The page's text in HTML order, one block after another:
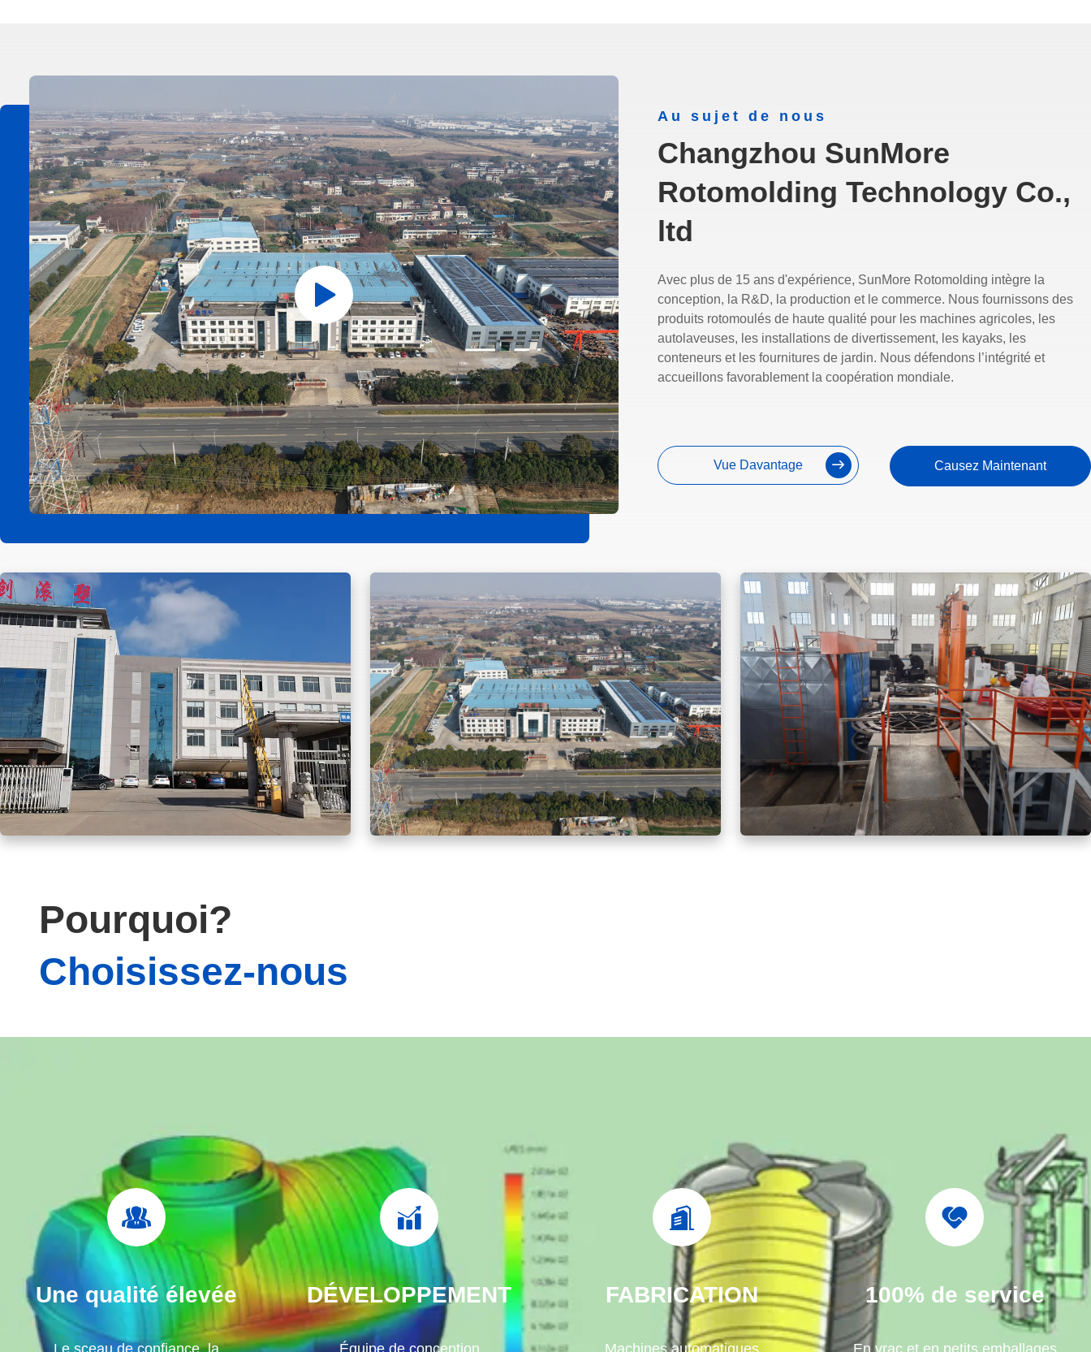
Au sujet de nous
Changzhou SunMore
Rotomolding Technology Co.,
ltd
Avec plus de 15 ans d'expérience, SunMore Rotomolding intègre la
conception, la R&D, la production et le commerce. Nous fournissons des
produits rotomoulés de haute qualité pour les machines agricoles, les
autolaveuses, les installations de divertissement, les kayaks, les
conteneurs et les fournitures de jardin. Nous défendons l’intégrité et
accueillons favorablement la coopération mondiale.
Vue Davantage Causez Maintenant
Pourquoi?
Choisissez-nous
Une qualité élevée
Le sceau de confiance, la
DÉVELOPPEMENT
Équipe de conception
FABRICATION
Machines automatiques
100% de service
En vrac et en petits emballages